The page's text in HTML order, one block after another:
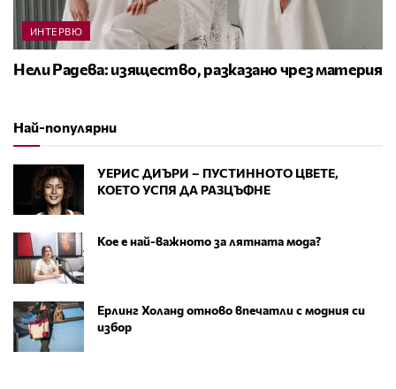
ИНТЕРВЮ
Нели Радева: изящество, разказано чрез материя
Най-популярни
УЕРИС ДИЪРИ – ПУСТИННОТО ЦВЕТЕ,
КОЕТО УСПЯ ДА РАЗЦЪФНЕ
Кое е най-важното за лятната мода?
Ерлинг Холанд отново впечатли с модния си
избор